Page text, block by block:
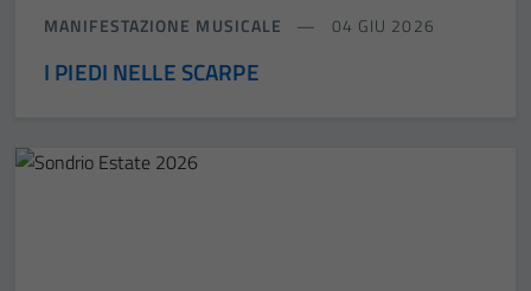
MANIFESTAZIONE MUSICALE 04 GIU 2026
I PIEDI NELLE SCARPE